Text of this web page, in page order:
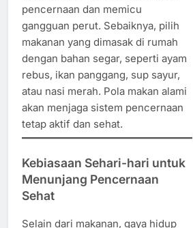
pencernaan dan memicu
gangguan perut. Sebaiknya, pilih
makanan yang dimasak di rumah
dengan bahan segar, seperti ayam
rebus, ikan panggang, sup sayur,
atau nasi merah. Pola makan alami
akan menjaga sistem pencernaan
tetap aktif dan sehat.
Kebiasaan Sehari-hari untuk
Menunjang Pencernaan
Sehat
Selain dari makanan, gaya hidup